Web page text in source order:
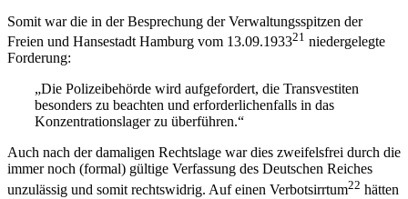
Somit war die in der Besprechung der Verwaltungsspitzen der
Freien und Hansestadt Hamburg vom 13.09.193321 niedergelegte
Forderung:
„Die Polizeibehörde wird aufgefordert, die Transvestiten
besonders zu beachten und erforderlichenfalls in das
Konzentrationslager zu überführen.“
Auch nach der damaligen Rechtslage war dies zweifelsfrei durch die
immer noch (formal) gültige Verfassung des Deutschen Reiches
unzulässig und somit rechtswidrig. Auf einen Verbotsirrtum22 hätten